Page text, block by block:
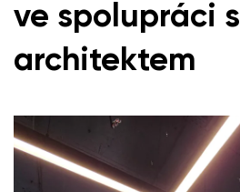
ve spolupráci s
architektem